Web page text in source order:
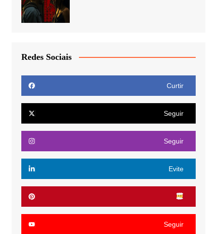
Redes Sociais
Curtir
Seguir
Seguir
Evite
Seguir